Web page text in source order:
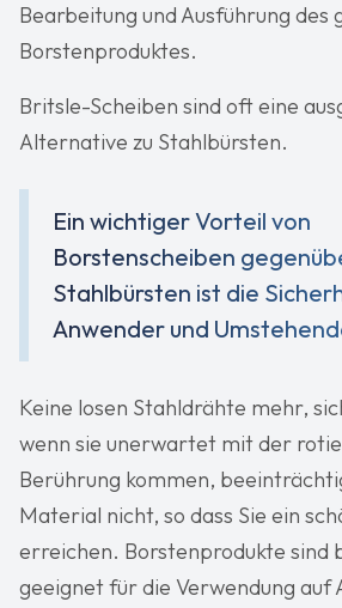
Bearbeitung und Ausführung des
Borstenproduktes.
Britsle-Scheiben sind oft eine
Alternative zu Stahlbürsten.
Ein wichtiger Vorteil von
Borstenscheiben
Stahlbürsten ist die
Anwender und
Keine losen Stahldrähte mehr,
wenn sie unerwartet mit der
Berührung kommen,
Material nicht, so dass Sie ein
erreichen. Borstenprodukte sind
geeignet für die Verwendung auf